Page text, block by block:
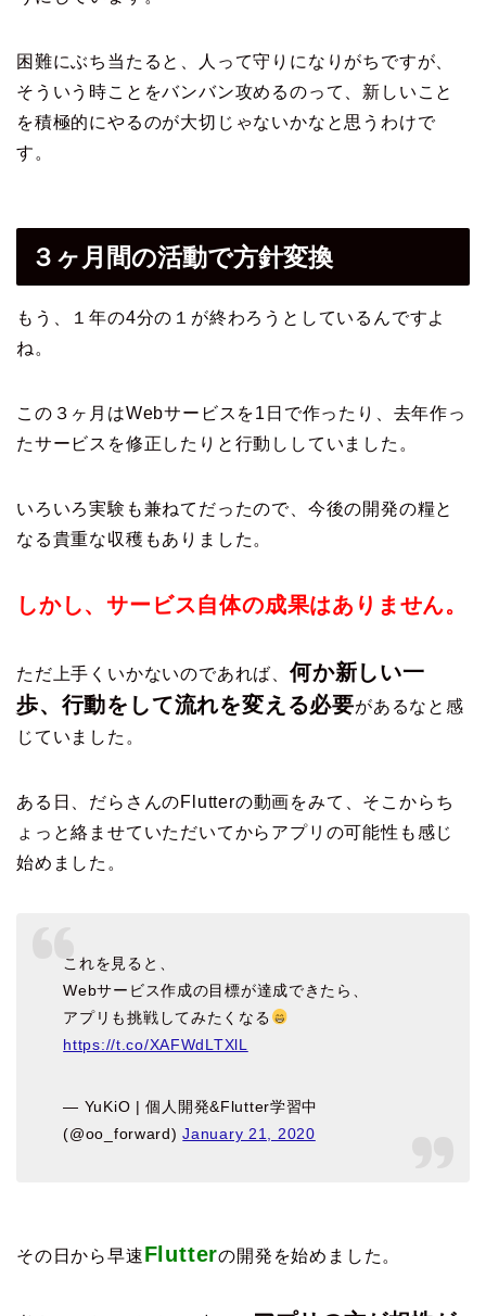
困難にぶち当たると、人って守りになりがちですが、
そういう時ことをバンバン攻めるのって、新しいこと
を積極的にやるのが大切じゃないかなと思うわけで
す。
３ヶ月間の活動で方針変換
もう、１年の4分の１が終わろうとしているんですよ
ね。
この３ヶ月はWebサービスを1日で作ったり、去年作っ
たサービスを修正したりと行動ししていました。
いろいろ実験も兼ねてだったので、今後の開発の糧と
なる貴重な収穫もありました。
しかし、サービス自体の成果はありません。
ただ上手くいかないのであれば、何か新しい一
歩、行動をして流れを変える必要があるなと感
じていました。
ある日、だらさんのFlutterの動画をみて、そこからち
ょっと絡ませていただいてからアプリの可能性も感じ
始めました。
これを見ると、
Webサービス作成の目標が達成できたら、
アプリも挑戦してみたくなる
https://t.co/XAFWdLTXlL
— YuKiO | 個人開発&Flutter学習中
(@oo_forward)January 21, 2020
その日から早速Flutterの開発を始めました。